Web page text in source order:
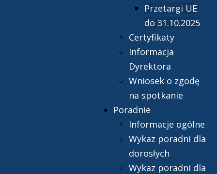
Przetargi UE
do 31.10.2025
Certyfikaty
Informacja
Dyrektora
Wniosek o zgodę
na spotkanie
Poradnie
Informacje ogólne
Wykaz poradni dla
dorosłych
Wykaz poradni dla